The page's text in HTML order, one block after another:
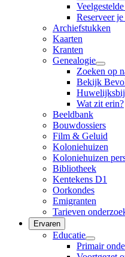
Reserveer
Archiefstukken
Kaarten
Kranten
Genealogie
Zoeken op
Bekijk
Wat zit erin?
Beeldbank
Bouwdossiers
Film & Geluid
Koloniehuizen
Koloniehuizen
Bibliotheek
Kentekens D1
Oorkondes
Emigranten
Tarieven
Ervaren
Educatie
Primair